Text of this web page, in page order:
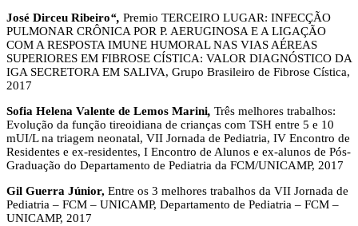
José Dirceu Ribeiro“, Premio TERCEIRO LUGAR: INFECÇÃO
PULMONAR CRÔNICA POR P. AERUGINOSA E A LIGAÇÃO
COM A RESPOSTA IMUNE HUMORAL NAS VIAS AÉREAS
SUPERIORES EM FIBROSE CÍSTICA: VALOR DIAGNÓSTICO DA
IGA SECRETORA EM SALIVA, Grupo Brasileiro de Fibrose Cística,
2017
Sofia Helena Valente de Lemos Marini, Três melhores trabalhos:
Evolução da função tireoidiana de crianças com TSH entre 5 e 10
mUI/L na triagem neonatal, VII Jornada de Pediatria, IV Encontro de
Residentes e ex-residentes, I Encontro de Alunos e ex-alunos de Pós-
Graduação do Departamento de Pediatria da FCM/UNICAMP, 2017
Gil Guerra Júnior, Entre os 3 melhores trabalhos da VII Jornada de
Pediatria – FCM – UNICAMP, Departamento de Pediatria – FCM –
UNICAMP, 2017